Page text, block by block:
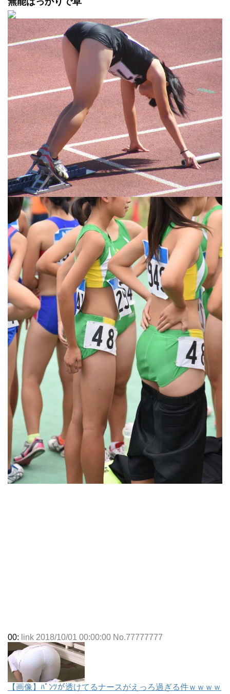
00: link 2018/10/01 00:00:00 No.77777777
【画像】ﾊﾟﾝﾂが透けてるナースがえっろ過ぎる件ｗｗｗｗ